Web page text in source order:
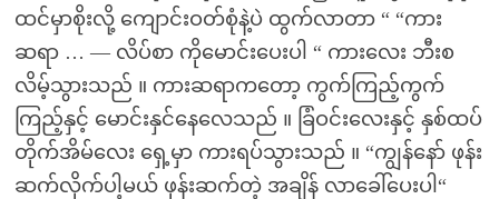
ထင်မှာစိုးလို့ ကျောင်းဝတ်စုံနဲ့ပဲ ထွက်လာတာ “ “ကား
ဆရာ … — လိပ်စာ ကိုမောင်းပေးပါ “ ကားလေး ဘီးစ
လိမ့်သွားသည် ။ ကားဆရာကတော့ ကွက်ကြည့်ကွက်
ကြည့်နှင့် မောင်းနှင်နေလေသည် ။ ခြံဝင်းလေးနှင့် နှစ်ထပ်
တိုက်အိမ်လေး ရှေ့မှာ ကားရပ်သွားသည် ။ “ကျွန်နော် ဖုန်း
ဆက်လိုက်ပါ့မယ် ဖုန်းဆက်တဲ့ အချိန် လာခေါ်ပေးပါ“